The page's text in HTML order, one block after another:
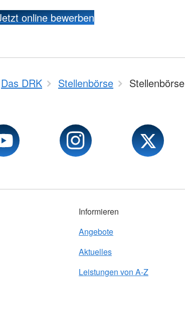
online bewerben
Das DRK Stellenbörse Stellenbörse
Informieren
Angebote
Aktuelles
Leistungen von A-Z